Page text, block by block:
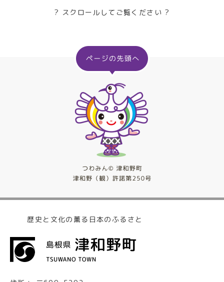
? スクロールしてご覧ください ?
歴史と文化の薫る日本のふるさと